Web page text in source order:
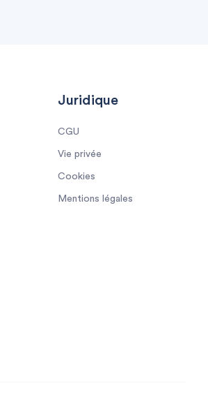
Juridique
CGU
Vie privée
Cookies
Mentions légales